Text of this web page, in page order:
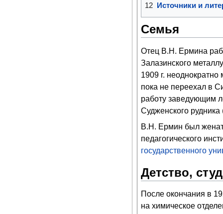
12 Источники и
Семья
Отец В.Н. Ермина
Залазинского
1909 г.
пока не переехал в
работу заведующим
Судженского
В.Н. Ермин был
педагогического
государственного
Детство,
После окончания в
на химическое